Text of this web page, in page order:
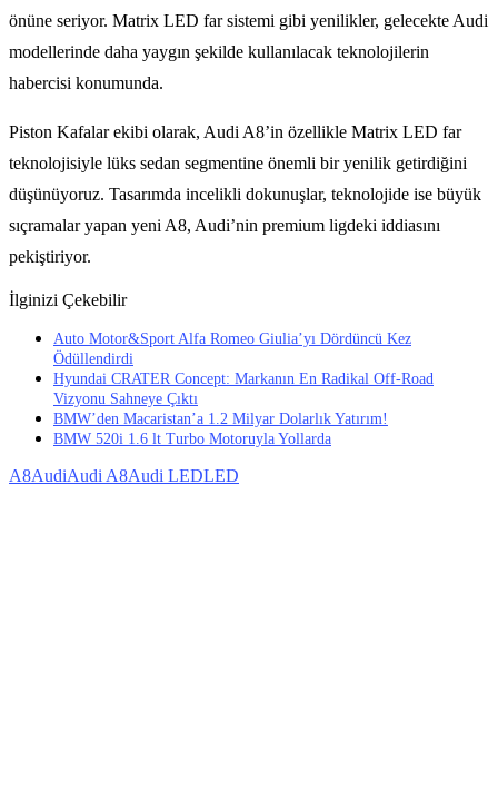
önüne seriyor. Matrix LED far sistemi gibi yenilikler, gelecekte Audi
modellerinde daha yaygın şekilde kullanılacak teknolojilerin
habercisi konumunda.
Piston Kafalar ekibi olarak, Audi A8’in özellikle Matrix LED far
teknolojisiyle lüks sedan segmentine önemli bir yenilik getirdiğini
düşünüyoruz. Tasarımda incelikli dokunuşlar, teknolojide ise büyük
sıçramalar yapan yeni A8, Audi’nin premium ligdeki iddiasını
pekiştiriyor.
İlginizi Çekebilir
Auto Motor&Sport Alfa Romeo Giulia’yı Dördüncü Kez
Ödüllendirdi
Hyundai CRATER Concept: Markanın En Radikal Off-Road
Vizyonu Sahneye Çıktı
BMW’den Macaristan’a 1.2 Milyar Dolarlık Yatırım!
BMW 520i 1.6 lt Turbo Motoruyla Yollarda
A8AudiAudi A8Audi LEDLED